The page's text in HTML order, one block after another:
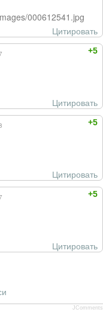
000612541.jpg
Цитировать
+5
Цитировать
+5
Цитировать
+5
Цитировать
JComments